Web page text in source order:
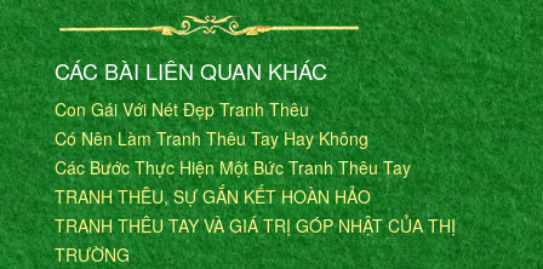
CÁC BÀI LIÊN QUAN KHÁC
Con Gái Với Nét Đẹp Tranh Thêu
Có Nên Làm Tranh Thêu Tay Hay Không
Các Bước Thực Hiện Một Bức Tranh Thêu Tay
TRANH THÊU, SỰ GẮN KẾT HOÀN HẢO
TRANH THÊU TAY VÀ GIÁ TRỊ GÓP NHẬT CỦA THỊ
TRƯỜNG